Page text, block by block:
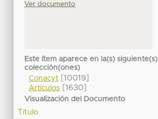
Ver documento
Este ítem aparece en la(s) siguiente(s)
colección(ones)
Conacyt[10019]
Artículos[1630]
Visualización del Documento
Título